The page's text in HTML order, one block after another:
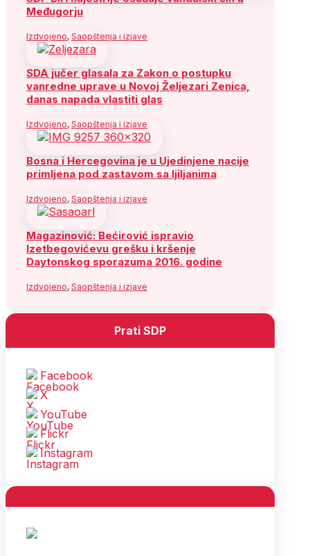
Međugorju
Izdvojeno, Saopštenja i izjave
SDA jučer glasala za Zakon o postupku
vanredne uprave u Novoj Željezari Zenica,
danas napada vlastiti glas
Izdvojeno, Saopštenja i izjave
Bosna i Hercegovina je u Ujedinjene nacije
primljena pod zastavom sa ljiljanima
Izdvojeno, Saopštenja i izjave
Magazinović: Bećirović ispravio
Izetbegovićevu grešku i kršenje
Daytonskog sporazuma 2016. godine
Izdvojeno, Saopštenja i izjave
Prati SDP
Facebook
X
YouTube
Flickr
Instagram